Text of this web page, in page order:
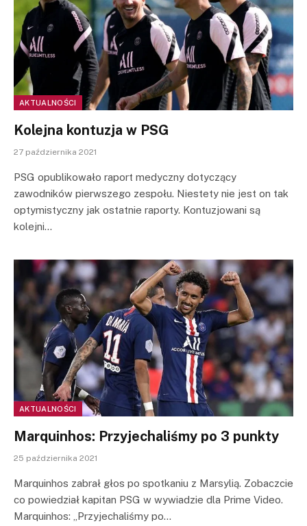
AKTUALNOŚCI
Kolejna kontuzja w PSG
27 października 2021
PSG opublikowało raport medyczny dotyczący
zawodników pierwszego zespołu. Niestety nie jest on tak
optymistyczny jak ostatnie raporty. Kontuzjowani są
kolejni…
AKTUALNOŚCI
Marquinhos: Przyjechaliśmy po 3 punkty
25 października 2021
Marquinhos zabrał głos po spotkaniu z Marsylią. Zobaczcie
co powiedział kapitan PSG w wywiadzie dla Prime Video.
Marquinhos: „Przyjechaliśmy po…